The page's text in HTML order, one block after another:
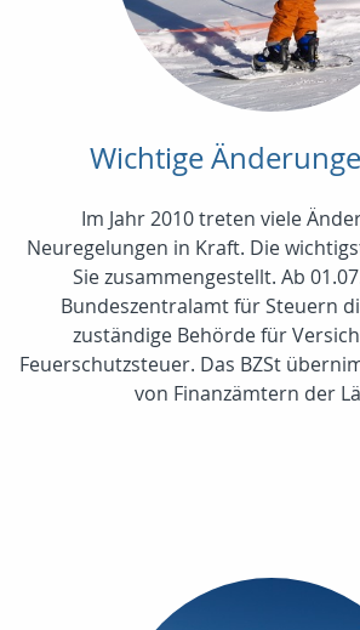
Wichtige
Im Jahr 2010 treten viele
Neuregelungen in Kraft. Die
Sie zusammengestellt. Ab
Bundeszentralamt für Steuern
zuständige Behörde für
Feuerschutzsteuer. Das BZSt
von Finanzämtern der